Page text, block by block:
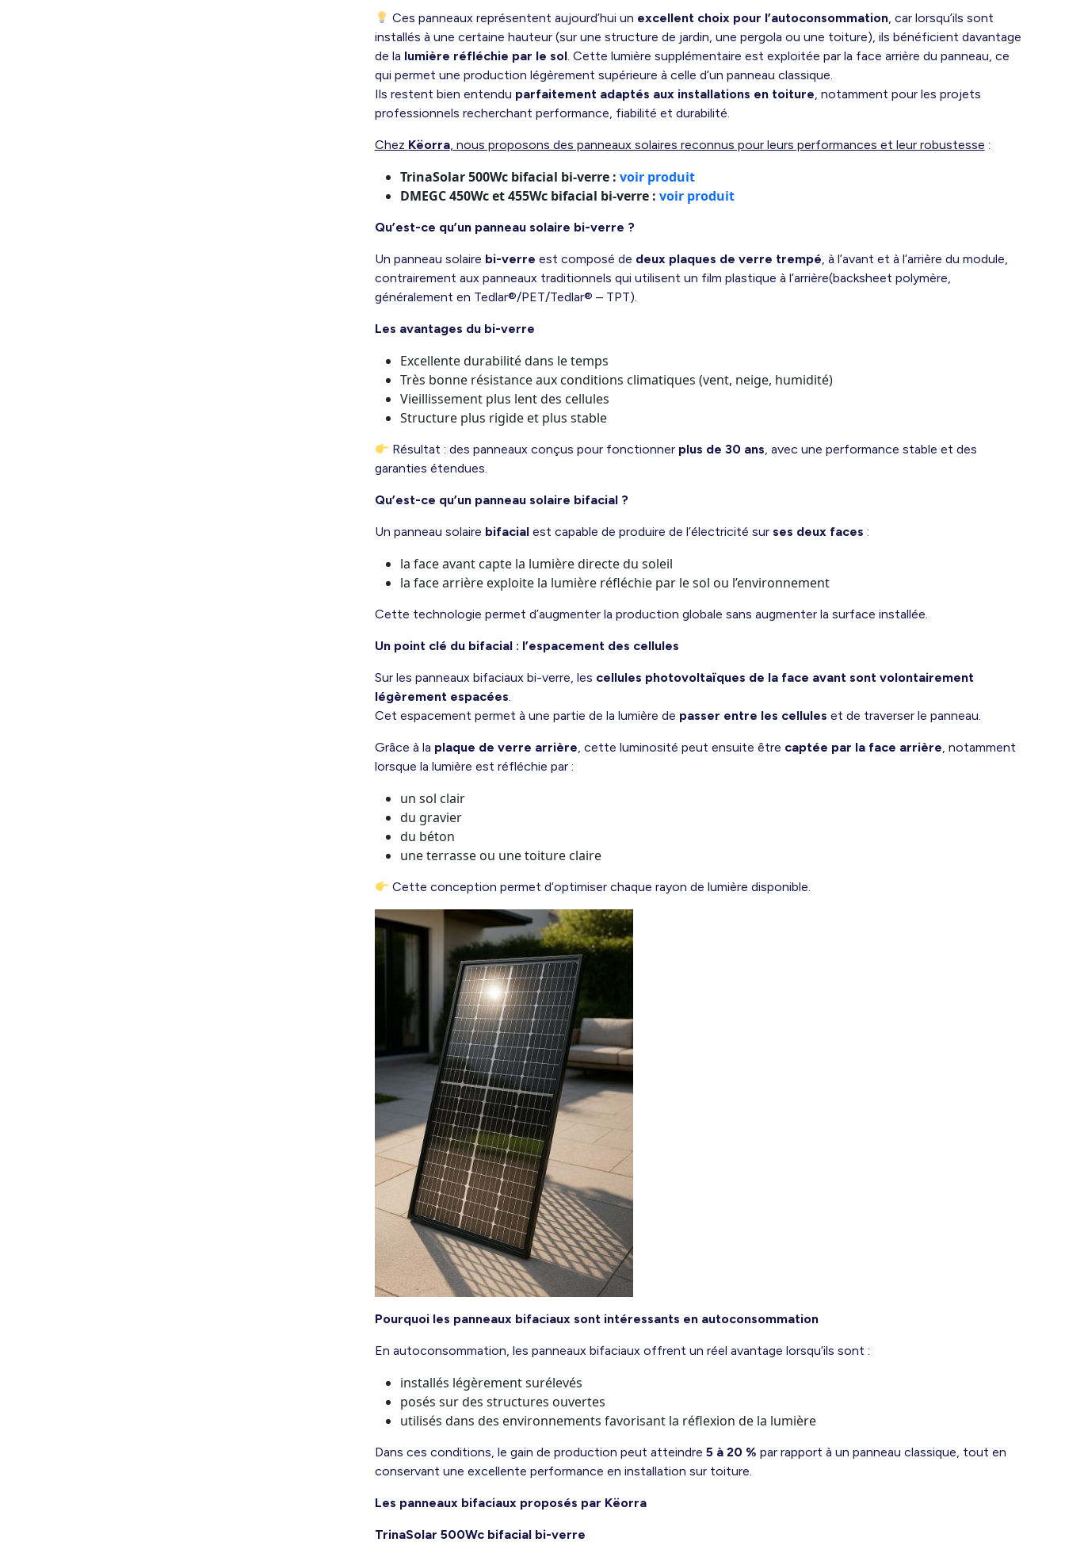
Ces panneaux représentent aujourd’hui un excellent choix pour l’autoconsommation, car lorsqu’ils sont
installés à une certaine hauteur (sur une structure de jardin, une pergola ou une toiture), ils bénéficient davantage
de la lumière réfléchie par le sol. Cette lumière supplémentaire est exploitée par la face arrière du panneau, ce
qui permet une production légèrement supérieure à celle d’un panneau classique.
Ils restent bien entendu parfaitement adaptés aux installations en toiture, notamment pour les projets
professionnels recherchant performance, fiabilité et durabilité.
Chez Këorra, nous proposons des panneaux solaires reconnus pour leurs performances et leur robustesse :
TrinaSolar 500Wc bifacial bi-verre : voir produit
DMEGC 450Wc et 455Wc bifacial bi-verre : voir produit
Qu’est-ce qu’un panneau solaire bi-verre ?
Un panneau solaire bi-verre est composé de deux plaques de verre trempé, à l’avant et à l’arrière du module,
contrairement aux panneaux traditionnels qui utilisent un film plastique à l’arrière(backsheet polymère,
généralement en Tedlar®/PET/Tedlar® – TPT).
Les avantages du bi-verre
Excellente durabilité dans le temps
Très bonne résistance aux conditions climatiques (vent, neige, humidité)
Vieillissement plus lent des cellules
Structure plus rigide et plus stable
Résultat : des panneaux conçus pour fonctionner plus de 30 ans, avec une performance stable et des
garanties étendues.
Qu’est-ce qu’un panneau solaire bifacial ?
Un panneau solaire bifacialest capable de produire de l’électricité sur ses deux faces :
la face avant capte la lumière directe du soleil
la face arrière exploite la lumière réfléchie par le sol ou l’environnement
Cette technologie permet d’augmenter la production globale sans augmenter la surface installée.
Un point clé du bifacial : l’espacement des cellules
Sur les panneaux bifaciaux bi-verre, les cellules photovoltaïques de la face avant sont volontairement
légèrement espacées.
Cet espacement permet à une partie de la lumière de passer entre les cellules et de traverser le panneau.
Grâce à la plaque de verre arrière, cette luminosité peut ensuite être captée par la face arrière, notamment
lorsque la lumière est réfléchie par :
un sol clair
du gravier
du béton
une terrasse ou une toiture claire
Cette conception permet d’optimiser chaque rayon de lumière disponible.
Pourquoi les panneaux bifaciaux sont intéressants en autoconsommation
En autoconsommation, les panneaux bifaciaux offrent un réel avantage lorsqu’ils sont :
installés légèrement surélevés
posés sur des structures ouvertes
utilisés dans des environnements favorisant la réflexion de la lumière
Dans ces conditions, le gain de production peut atteindre 5 à 20 % par rapport à un panneau classique, tout en
conservant une excellente performance en installation sur toiture.
Les panneaux bifaciaux proposés par Këorra
TrinaSolar 500Wc bifacial bi-verre